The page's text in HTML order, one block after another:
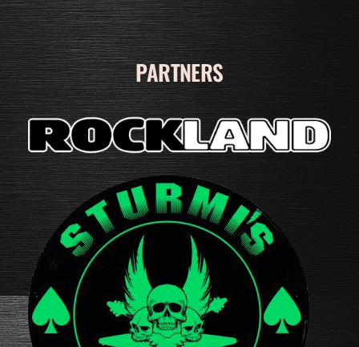
PARTNERS